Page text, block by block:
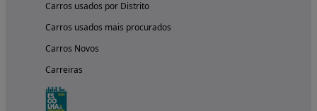
Carros usados por Distrito
Carros usados mais procurados
Carros Novos
Carreiras